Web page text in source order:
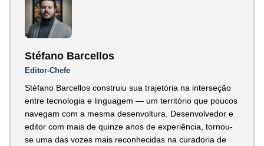
Stéfano Barcellos
Editor-Chefe
Stéfano Barcellos construiu sua trajetória na interseção
entre tecnologia e linguagem — um território que poucos
navegam com a mesma desenvoltura. Desenvolvedor e
editor com mais de quinze anos de experiência, tornou-
se uma das vozes mais reconhecidas na curadoria de